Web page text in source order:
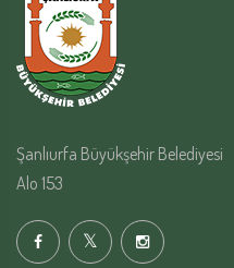
Şanlıurfa Büyükşehir Belediyesi
Alo 153